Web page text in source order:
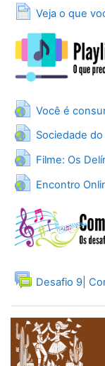
Veja o que
Você é
Sociedade
Filme: Os
Encontro
Desafio 9|